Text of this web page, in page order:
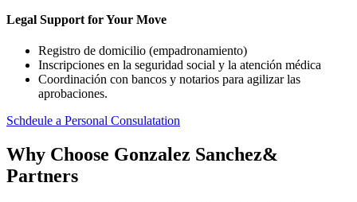
Legal Support for Your Move​
Registro de domicilio (empadronamiento)
Inscripciones en la seguridad social y la atención médica
Coordinación con bancos y notarios para agilizar las
aprobaciones.
Schdeule a Personal Consulatation
Why Choose Gonzalez Sanchez&
Partners